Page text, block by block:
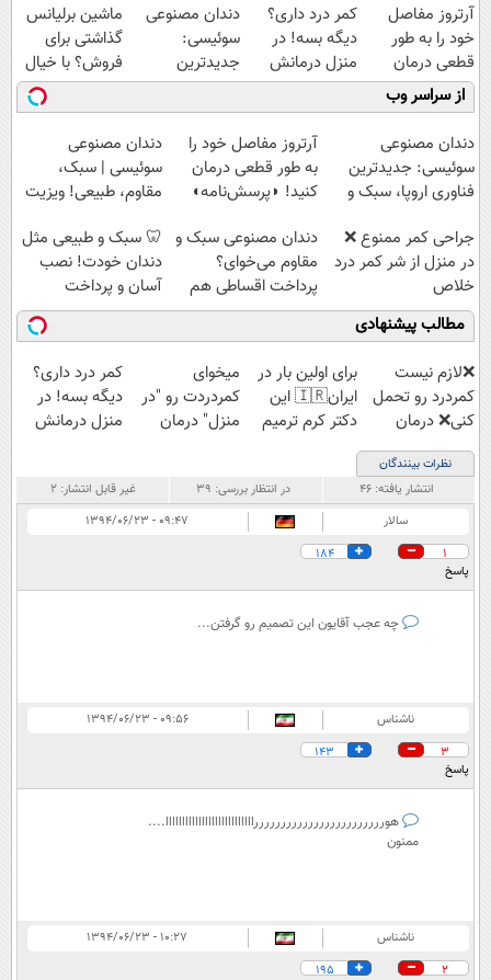
آرتروز مفاصل
خود را به طور
قطعی درمان
کنید!
◗پرسش‌نامه◖
کمر درد داری؟
دیگه بسه! در
منزل درمانش
کن
(◀پرسش‌نامه)
دندان مصنوعی
سوئیسی:
جدیدترین
فناوری اروپا،
سبک و مقاوم |
پرداخت قسطی
ماشین برلیانس
گذاشتی برای
فروش؟ با خیال
راحت بفروش
از سراسر وب
دندان مصنوعی
سوئیسی: جدیدترین
فناوری اروپا، سبک و
قسطی
آرتروز مفاصل خود را
به طور قطعی درمان
کنید! ◗پرسش‌نامه◖
دندان مصنوعی
سوئیسی | سبک،
مقاوم، طبیعی! ویزیت
اقساطی😍
جراحی کمر ممنوع ❌
در منزل از شر کمر درد
خلاص
شوید◂پرسش‌نامه
دندان مصنوعی سبک و
مقاوم می‌خوای؟
پرداخت اقساطی هم
داریم!😍 | 📍تهران
🦷 سبک و طبیعی مثل
دندان خودت! نصب
آسان و پرداخت
اقساطی 💳 📍 تهران
مطالب پیشنهادی
❌لازم نیست
کمردرد رو تحمل
کنی❌ درمان
بدون جراحی و
قرص
(پرسشنامه)
برای اولین بار در
ایران🇮🇷 این
دکتر کرم ترمیم
میخوای
کمردردت رو "در
منزل" درمان
کمر درد داری؟
دیگه بسه! در
منزل درمانش
نظرات بینندگان
انتشار یافته: ۴۶ در انتظار بررسی: ۳۹ غیر قابل انتشار:۲
سالار
۰۹:۴۷ - ۱۳۹۴/۰۶/۲۳
1
184
پاسخ
چه عجب آقایون این تصمیم رو گرفتن...
ناشناس
۰۹:۵۶ - ۱۳۹۴/۰۶/۲۳
3
143
پاسخ
هوررررررررررررررررررررررررااااااااااااااااااااااااااا....
ممنون
ناشناس
۱۰:۲۷ - ۱۳۹۴/۰۶/۲۳
2
195